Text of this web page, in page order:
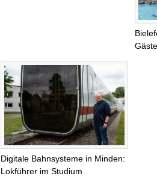
Digitale Bahnsysteme in Minden:
Lokführer im Studium